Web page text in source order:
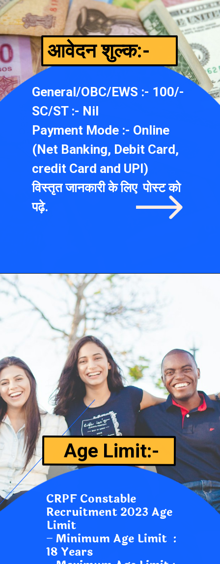
General/OBC/EWS :- 100/-
SC/ST :- Nil
Payment Mode :- Online
(Net Banking, Debit Card,
credit Card and UPI)
विस्तृत जानकारी के लिए पोस्ट को
पढ़े.
आवेदन शुल्क:-
Age Limit:-
CRPF Constable
Recruitment 2023 Age
Limit
– Minimum Age Limit :
18 Years